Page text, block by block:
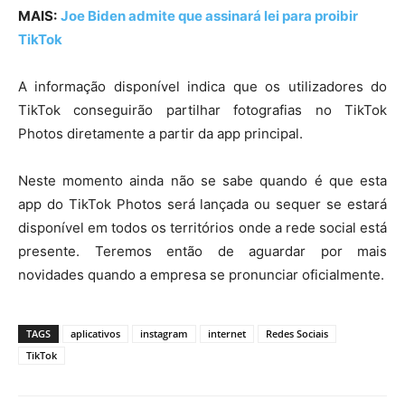
MAIS: Joe Biden admite que assinará lei para proibir
TikTok
A informação disponível indica que os utilizadores do
TikTok conseguirão partilhar fotografias no TikTok
Photos diretamente a partir da app principal.
Neste momento ainda não se sabe quando é que esta
app do TikTok Photos será lançada ou sequer se estará
disponível em todos os territórios onde a rede social está
presente. Teremos então de aguardar por mais
novidades quando a empresa se pronunciar oficialmente.
TAGS aplicativos instagram internet
Redes Sociais
TikTok